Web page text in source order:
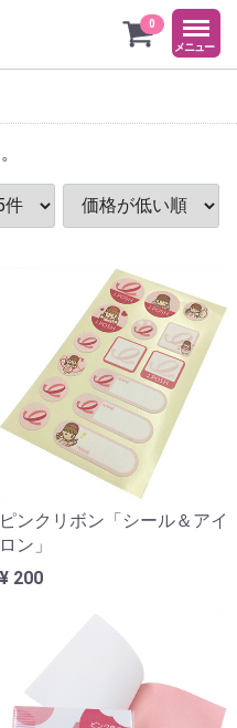
ピン
0 menu
メニュー
ピンクリボン「シール＆アイ
ロン」
¥ 200